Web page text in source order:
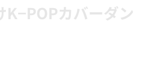
カバーダン